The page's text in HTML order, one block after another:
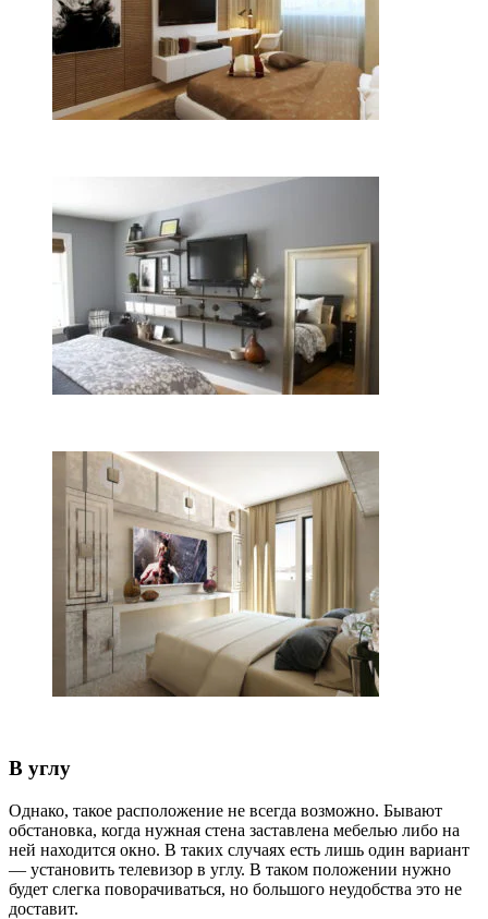
В углу
Однако, такое расположение не всегда возможно. Бывают
обстановка, когда нужная стена заставлена мебелью либо на
ней находится окно. В таких случаях есть лишь один вариант
— установить телевизор в углу. В таком положении нужно
будет слегка поворачиваться, но большого неудобства это не
доставит.